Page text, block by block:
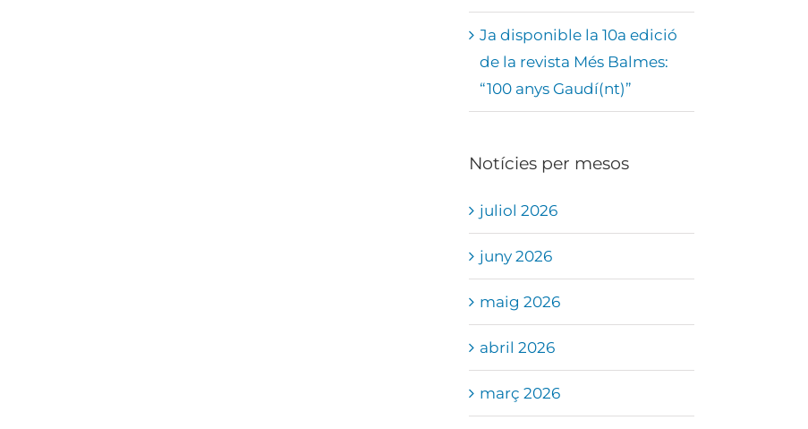
Ja disponible la 10a edició
de la revista Més Balmes:
“100 anys Gaudí(nt)”
Notícies per mesos
juliol 2026
juny 2026
maig 2026
abril 2026
març 2026